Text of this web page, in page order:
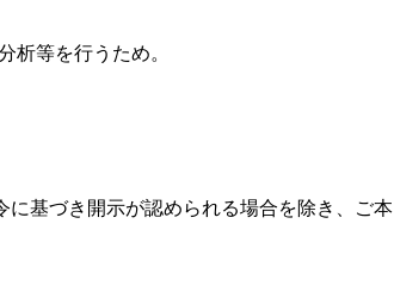
析等を行うため。
基づき開示が認められる場合を除き、ご本